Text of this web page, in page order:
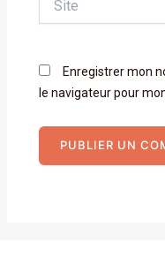
Enregistrer mon
le navigateur pour